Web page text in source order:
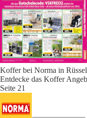
Koffer bei Norma in
Entdecke das Koffer
Seite 21